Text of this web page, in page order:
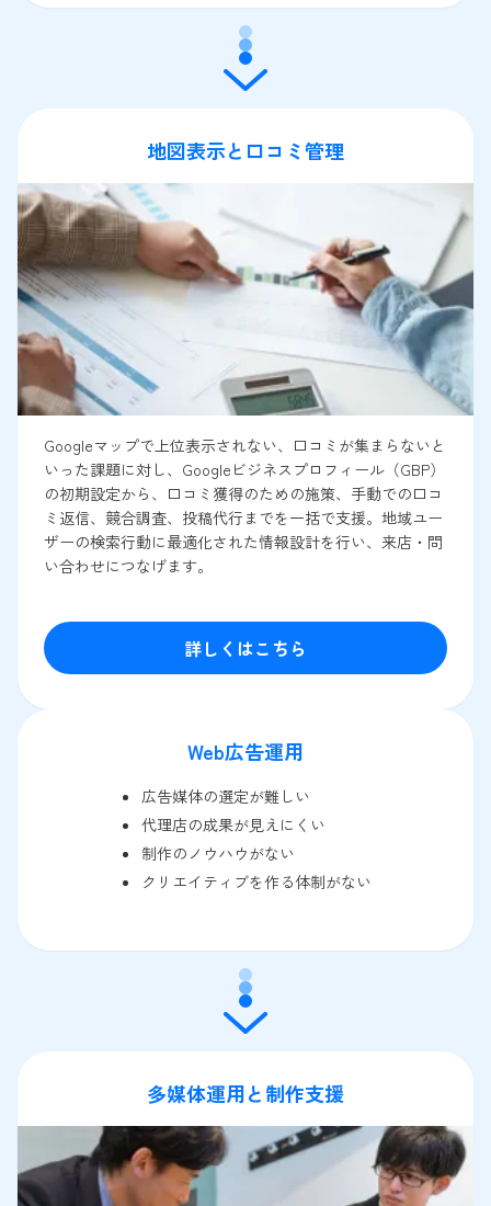
地図表示と口コミ管理
Googleマップで上位表示されない、口コミが集まらないと
いった課題に対し、Googleビジネスプロフィール（GBP）
の初期設定から、口コミ獲得のための施策、手動での口コ
ミ返信、競合調査、投稿代行までを一括で支援。地域ユー
ザーの検索行動に最適化された情報設計を行い、来店・問
い合わせにつなげます。
詳しくはこちら
Web広告運用
広告媒体の選定が難しい
代理店の成果が見えにくい
制作のノウハウがない
クリエイティブを作る体制がない
多媒体運用と制作支援